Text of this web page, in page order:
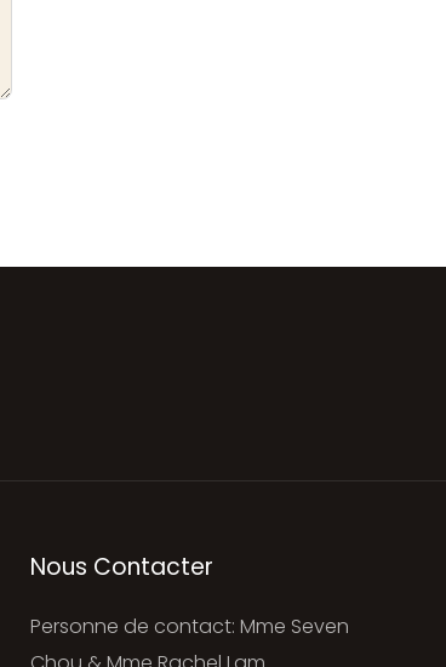
Nous Contacter
Personne de contact: Mme Seven